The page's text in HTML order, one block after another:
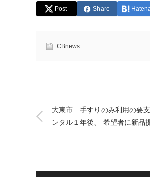
Post Share
CBnews
大東市 手すりのみ利用の要
ンタル１年後、 希望者に新品